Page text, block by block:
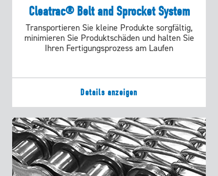
Cleatrac® Belt and Sprocket System
Transportieren Sie kleine Produkte sorgfältig,
minimieren Sie Produktschäden und halten Sie
Ihren Fertigungsprozess am Laufen
Details anzeigen